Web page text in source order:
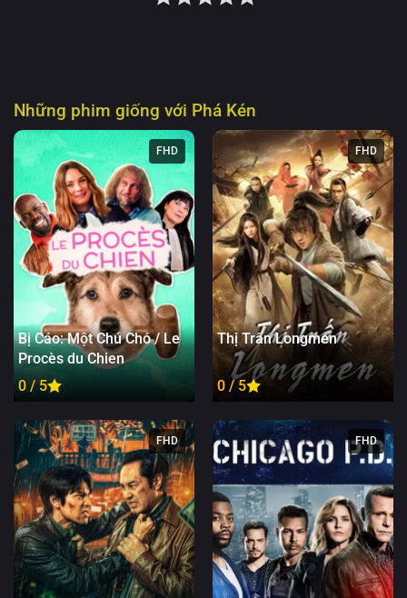
Những phim giống với Phá Kén
FHD
Bị Cáo: Một Chú Chó / Le
Procès du Chien
0 / 5
FHD
Thị Trấn Longmen
0 / 5
FHD FHD